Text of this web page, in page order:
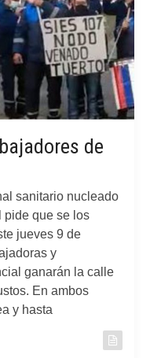
de
sanitario nucleado
pide que se los
jueves 9 de
y
ganarán la calle
En ambos
y hasta